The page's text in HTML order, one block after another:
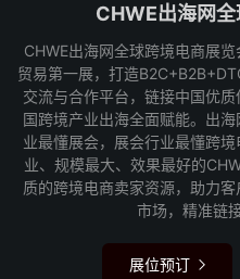
CHWE出海网
CHWE出海网全球跨境电商展
贸易第一展，打造
交流与合作平台，链接中国优
国跨境产业出海全面赋能。出
业最懂展会，展会行业最懂跨
业、规模最大、效果最好的
质的跨境电商卖家资源，助力
市场，精准链
展位预订 